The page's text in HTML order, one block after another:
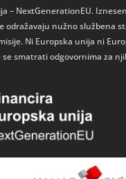
– NextGenerationEU.
odražavaju nužno službena
Ni Europska unija ni
se smatrati odgovornima za